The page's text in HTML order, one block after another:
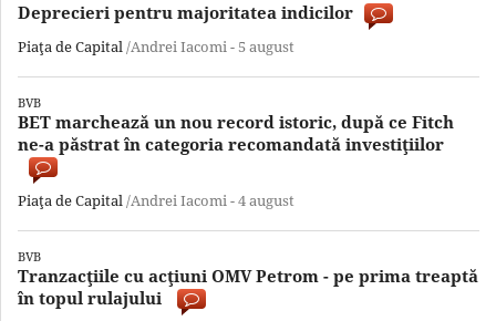
Deprecieri pentru majoritatea indicilor
Piaţa de Capital/Andrei Iacomi - 5 august
BVB
BET marchează un nou record istoric, după ce Fitch
ne-a păstrat în categoria recomandată investiţiilor
Piaţa de Capital/Andrei Iacomi -4 august
BVB
Tranzacţiile cu acţiuni OMV Petrom - pe prima treaptă
în topul rulajului